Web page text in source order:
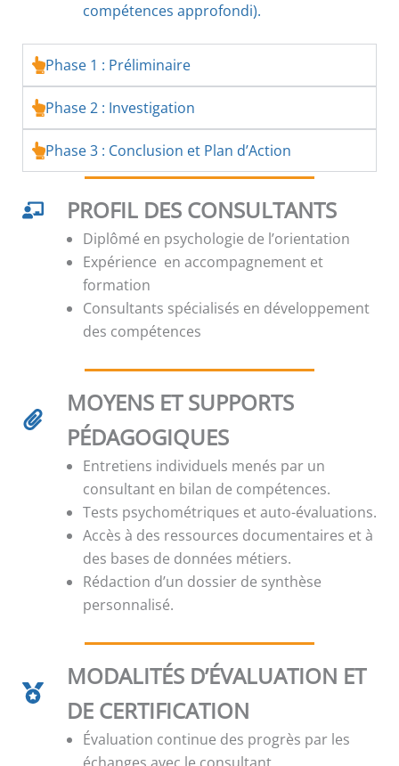
compétences approfondi).
Phase 1 : Préliminaire
Phase 2 : Investigation
Phase 3 : Conclusion et Plan d’Action
PROFIL DES CONSULTANTS
Diplômé en psychologie de l’orientation
Expérience en accompagnement et
formation
Consultants spécialisés en développement
des compétences
MOYENS ET SUPPORTS
PÉDAGOGIQUES
Entretiens individuels menés par un
consultant en bilan de compétences.
Tests psychométriques et auto-évaluations.
Accès à des ressources documentaires et à
des bases de données métiers.
Rédaction d’un dossier de synthèse
personnalisé.
MODALITÉS D’ÉVALUATION ET
DE CERTIFICATION
Évaluation continue des progrès par les